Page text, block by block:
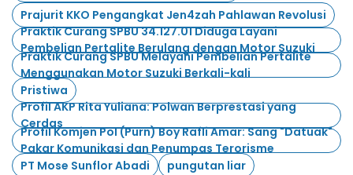
Prajurit KKO Pengangkat Jen4zah Pahlawan Revolusi
Praktik Curang SPBU 34.127.01 Diduga Layani
Pembelian Pertalite Berulang dengan Motor Suzuki
Praktik Curang SPBU Melayani Pembelian Pertalite
Menggunakan Motor Suzuki Berkali-kali
Pristiwa
Profil AKP Rita Yuliana: Polwan Berprestasi yang
Cerdas
Profil Komjen Pol (Purn) Boy Rafli Amar: Sang "Datuak"
Pakar Komunikasi dan Penumpas Terorisme
PT Mose Sunflor Abadi
pungutan liar